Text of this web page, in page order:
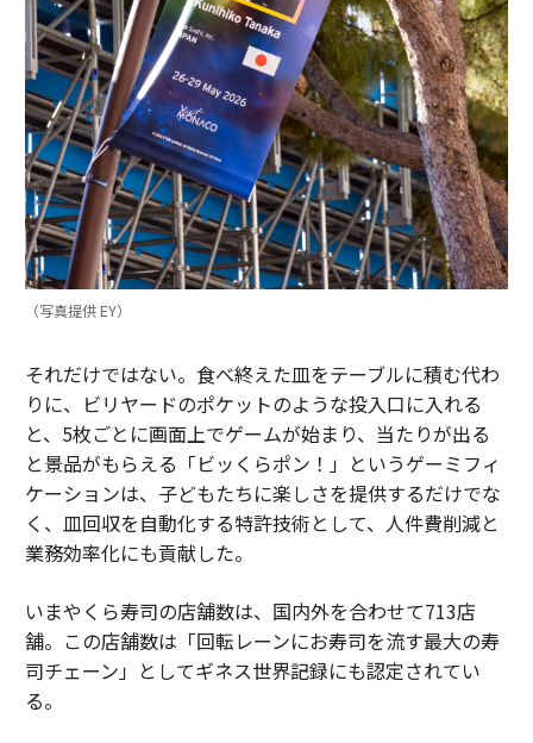
（写真提供 EY）
それだけではない。食べ終えた皿をテーブルに積む代わ
りに、ビリヤードのポケットのような投入口に入れる
と、5枚ごとに画面上でゲームが始まり、当たりが出る
と景品がもらえる「ビッくらポン！」というゲーミフィ
ケーションは、子どもたちに楽しさを提供するだけでな
く、皿回収を自動化する特許技術として、人件費削減と
業務効率化にも貢献した。
いまやくら寿司の店舗数は、国内外を合わせて713店
舗。この店舗数は「回転レーンにお寿司を流す最大の寿
司チェーン」としてギネス世界記録にも認定されてい
る。